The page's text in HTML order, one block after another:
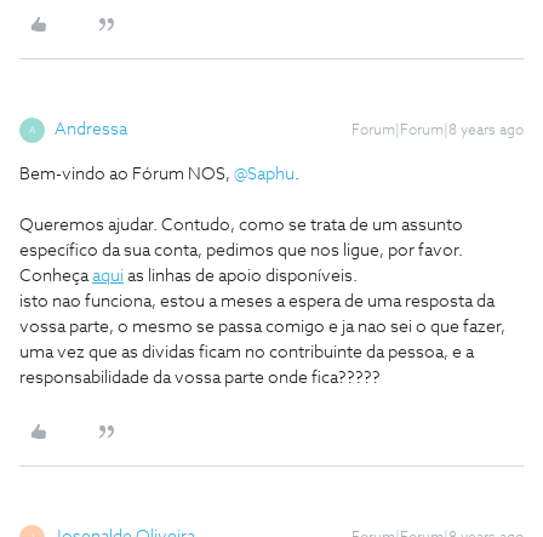
A Andressa Forum|Forum|8 years ago
Bem-vindo ao Fórum NOS, @Saphu.
Queremos ajudar. Contudo, como se trata de um assunto
específico da sua conta, pedimos que nos ligue, por favor.
Conheçaaqui as linhas de apoio disponíveis.
isto nao funciona, estou a meses a espera de uma resposta da
vossa parte, o mesmo se passa comigo e ja nao sei o que fazer,
uma vez que as dividas ficam no contribuinte da pessoa, e a
responsabilidade da vossa parte onde fica?????